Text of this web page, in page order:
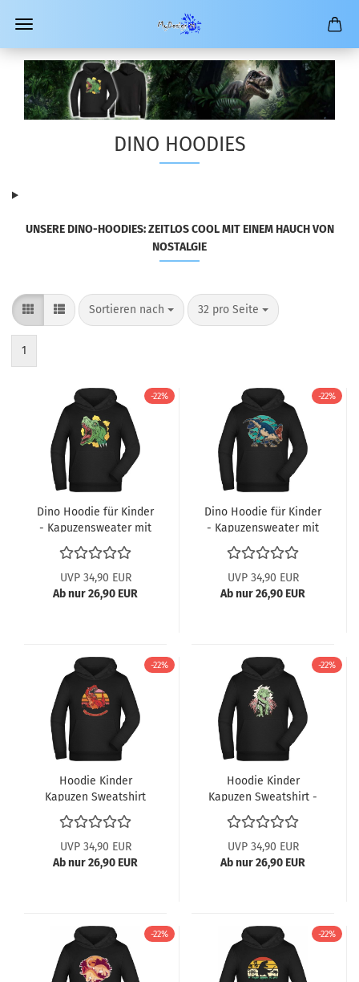
DINO HOODIES
UNSERE DINO-HOODIES: ZEITLOS COOL MIT EINEM HAUCH VON
NOSTALGIE
Sortieren nach
Sortieren nach 32 pro Seite
pro Seite
1
-22%
Dino Hoodie für Kinder
- Kapuzensweater mit
Brüllendem T-Rex
UVP 34,90 EUR
Ab nur 26,90 EUR
-22%
Dino Hoodie für Kinder
- Kapuzensweater mit
Brüllendem Raptor
UVP 34,90 EUR
Ab nur 26,90 EUR
-22%
Hoodie Kinder
Kapuzen Sweatshirt
mit roten brüllendem
T-Rex
UVP 34,90 EUR
Ab nur 26,90 EUR
-22%
Hoodie Kinder
Kapuzen Sweatshirt -
T-Rex der aus einem
Busch kommt
UVP 34,90 EUR
Ab nur 26,90 EUR
-22% -22%